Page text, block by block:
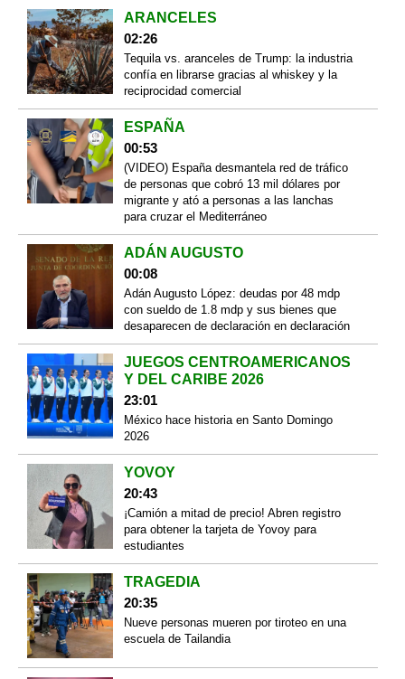
ARANCELES
02:26
Tequila vs. aranceles de Trump: la industria
confía en librarse gracias al whiskey y la
reciprocidad comercial
ESPAÑA
00:53
(VIDEO) España desmantela red de tráfico
de personas que cobró 13 mil dólares por
migrante y ató a personas a las lanchas
para cruzar el Mediterráneo
ADÁN AUGUSTO
00:08
Adán Augusto López: deudas por 48 mdp
con sueldo de 1.8 mdp y sus bienes que
desaparecen de declaración en declaración
JUEGOS CENTROAMERICANOS
Y DEL CARIBE 2026
23:01
México hace historia en Santo Domingo
2026
YOVOY
20:43
¡Camión a mitad de precio! Abren registro
para obtener la tarjeta de Yovoy para
estudiantes
TRAGEDIA
20:35
Nueve personas mueren por tiroteo en una
escuela de Tailandia